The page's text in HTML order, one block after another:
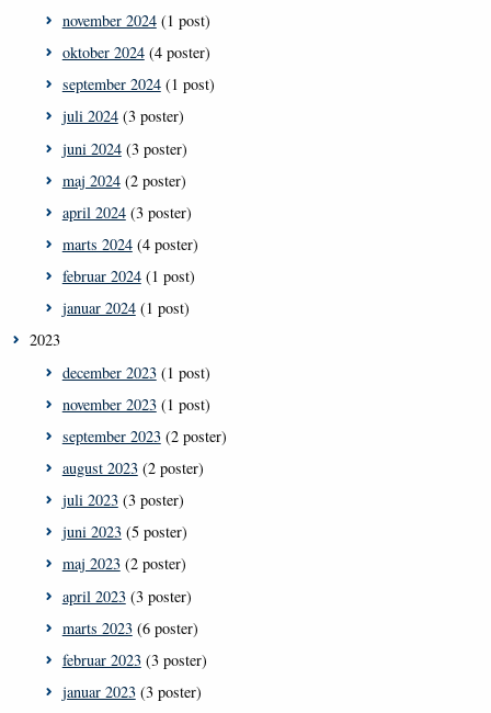
november 2024(1 post)
oktober 2024(4 poster)
september 2024(1 post)
juli 2024(3 poster)
juni 2024(3 poster)
maj 2024(2 poster)
april 2024(3 poster)
marts 2024(4 poster)
februar 2024(1 post)
januar 2024(1 post)
2023
december 2023(1 post)
november 2023(1 post)
september 2023(2 poster)
august 2023(2 poster)
juli 2023(3 poster)
juni 2023(5 poster)
maj 2023(2 poster)
april 2023(3 poster)
marts 2023(6 poster)
februar 2023(3 poster)
januar 2023(3 poster)